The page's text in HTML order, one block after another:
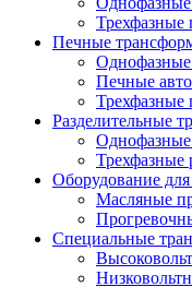
Печные
Печные
Разделительные
Однофазные
Трехфазные
Оборудование для
Масляные
Специальные